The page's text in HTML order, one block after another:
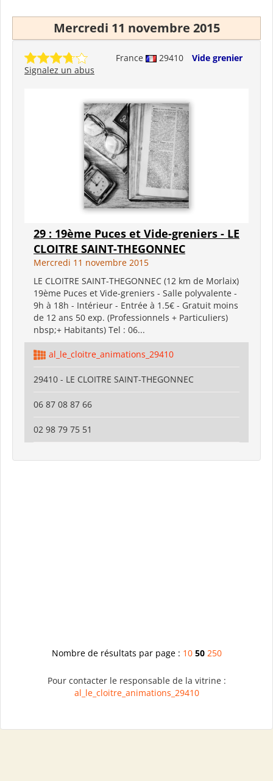
Mercredi 11 novembre 2015
France 29410
Vide grenier
Signalez un abus
29 : 19ème Puces et Vide-greniers - LE
CLOITRE SAINT-THEGONNEC
Mercredi 11 novembre 2015
LE CLOITRE SAINT-THEGONNEC (12 km de Morlaix)
19ème Puces et Vide-greniers - Salle polyvalente -
9h à 18h - Intérieur - Entrée à 1.5€ - Gratuit moins
de 12 ans 50 exp. (Professionnels + Particuliers)
nbsp;+ Habitants) Tel : 06...
al_le_cloitre_animations_29410
29410 - LE CLOITRE SAINT-THEGONNEC
06 87 08 87 66
02 98 79 75 51
Nombre de résultats par page : 10 50 250
Pour contacter le responsable de la vitrine :
al_le_cloitre_animations_29410